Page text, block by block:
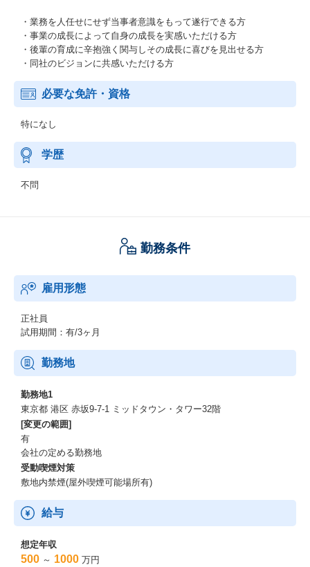
・業務を人任せにせず当事者意識をもって遂行できる方
・事業の成長によって自身の成長を実感いただける方
・後輩の育成に辛抱強く関与しその成長に喜びを見出せる方
・同社のビジョンに共感いただける方
必要な免許・資格
特になし
学歴
不問
勤務条件
雇用形態
正社員
試用期間：有/3ヶ月
勤務地
勤務地1
東京都 港区 赤坂9-7-1 ミッドタウン・タワー32階
[変更の範囲]
有
会社の定める勤務地
受動喫煙対策
敷地内禁煙(屋外喫煙可能場所有)
給与
想定年収
500 ～ 1000 万円